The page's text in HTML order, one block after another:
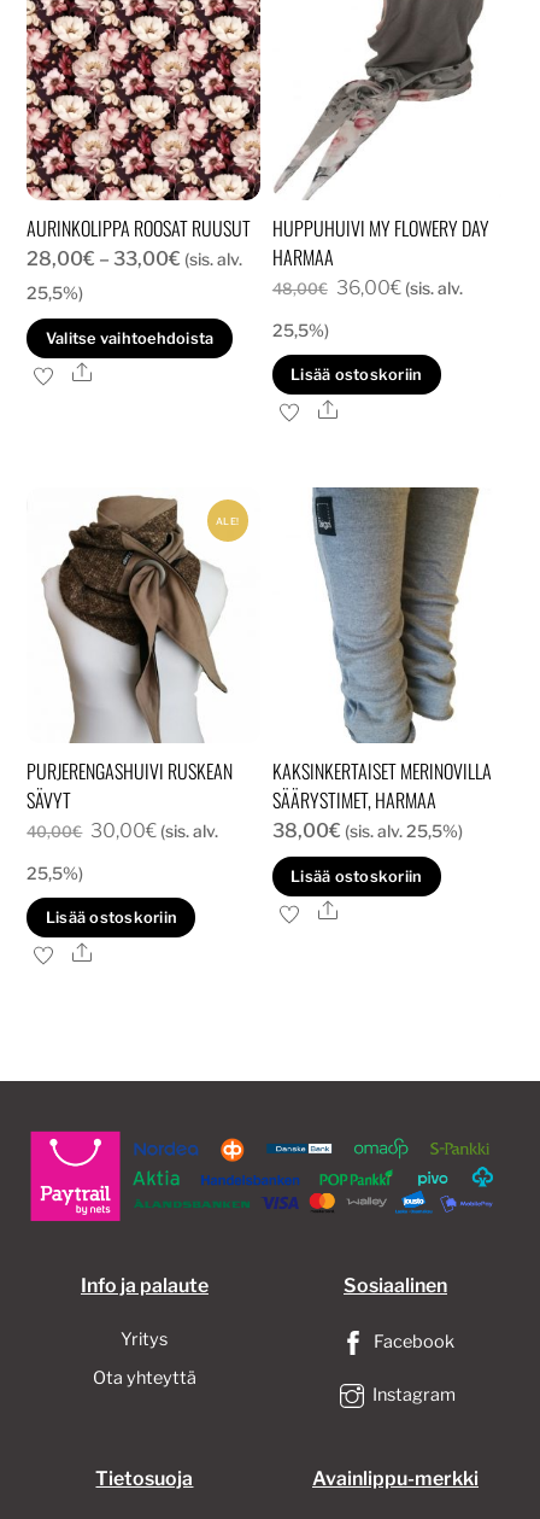
AURINKOLIPPA ROOSAT RUUSUT
28,00€ – 33,00€ Hintaluokka:
-
33,00€
(sis. alv.
25,5%)
Valitse vaihtoehdoista
Tällä
tuotteella
tehdä
Ale
HUPPUHUIVI MY FLOWERY DAY
HARMAA
48,00€ Alkuperäinen
oli:
48,00€.
36,00€Nykyinen
on:
36,00€.
(sis. alv.
25,5%)
Lisää ostoskoriin
Ale
ALE!
PURJERENGASHUIVI RUSKEAN
SÄVYT
40,00€ Alkuperäinen
oli:
40,00€.
30,00€Nykyinen
on:
30,00€.
(sis. alv.
25,5%)
Lisää ostoskoriin
Ale
KAKSINKERTAISET MERINOVILLA
SÄÄRYSTIMET, HARMAA
38,00€ (sis. alv. 25,5%)
Lisää ostoskoriin
Ale
Info ja palaute
Yritys
Ota yhteyttä
Sosiaalinen
Facebook
Instagram
Tietosuoja Avainlippu-merkki